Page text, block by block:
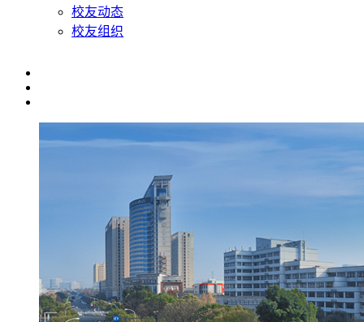
校友动态
校友组织